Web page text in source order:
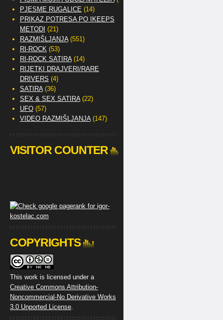
PJESME RUGALICE (14)
PRIKAZ POTRESA PO IKEEPS
METODI (21)
RAZMIŠLJANJA(551)
RI-ROCK(53)
RI-ROCK SATIRA(14)
RIJETKI DRAJVERI/RARE
DRIVERS (4)
SATIRA(36)
SEX & SEX SATIRA(22)
UFO(57)
VIDEO RAZMIŠLJANJA(147)
VISITOR COUNTER
COPYRIGHTS
This work is licensed under a
Creative Commons Attribution-
Noncommercial-No Derivative Works
3.0 Unported License.